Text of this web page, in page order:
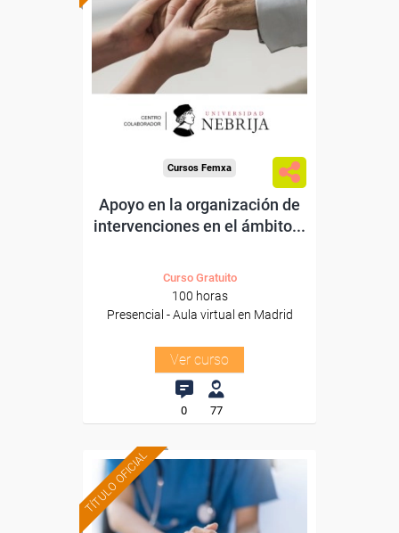
Para trabajadores y
autónomos.
Para todos los sectores.
Cursos Femxa
Apoyo en la organización de
intervenciones en el ámbito...
Curso Gratuito
100 horas
Presencial - Aula virtual en Madrid
Ver curso
0 77
TÍTULO OFICIAL Formación 100%
subvencionada.